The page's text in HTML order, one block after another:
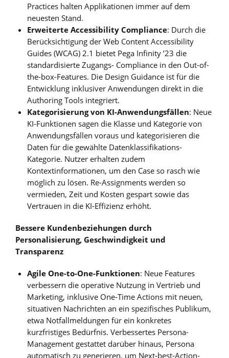
Practices halten Applikationen immer auf dem
neuesten Stand.
Erweiterte Accessibility Compliance: Durch die
Berücksichtigung der Web Content Accessibility
Guides (WCAG) 2.1 bietet Pega Infinity ’23 die
standardisierte Zugangs- Compliance in den Out-of-
the-box-Features. Die Design Guidance ist für die
Entwicklung inklusiver Anwendungen direkt in die
Authoring Tools integriert.
Kategorisierung von KI-Anwendungsfällen: Neue
KI-Funktionen sagen die Klasse und Kategorie von
Anwendungsfällen voraus und kategorisieren die
Daten für die gewählte Datenklassifikations-
Kategorie. Nutzer erhalten zudem
Kontextinformationen, um den Case so rasch wie
möglich zu lösen. Re-Assignments werden so
vermieden, Zeit und Kosten gespart sowie das
Vertrauen in die KI-Effizienz erhöht.
Bessere Kundenbeziehungen durch
Personalisierung, Geschwindigkeit und
Transparenz
Agile One-to-One-Funktionen: Neue Features
verbessern die operative Nutzung in Vertrieb und
Marketing, inklusive One-Time Actions mit neuen,
situativen Nachrichten an ein spezifisches Publikum,
etwa Notfallmeldungen für ein konkretes
kurzfristiges Bedürfnis. Verbessertes Persona-
Management gestattet darüber hinaus, Persona
automatisch zu generieren, um Next-best-Action-